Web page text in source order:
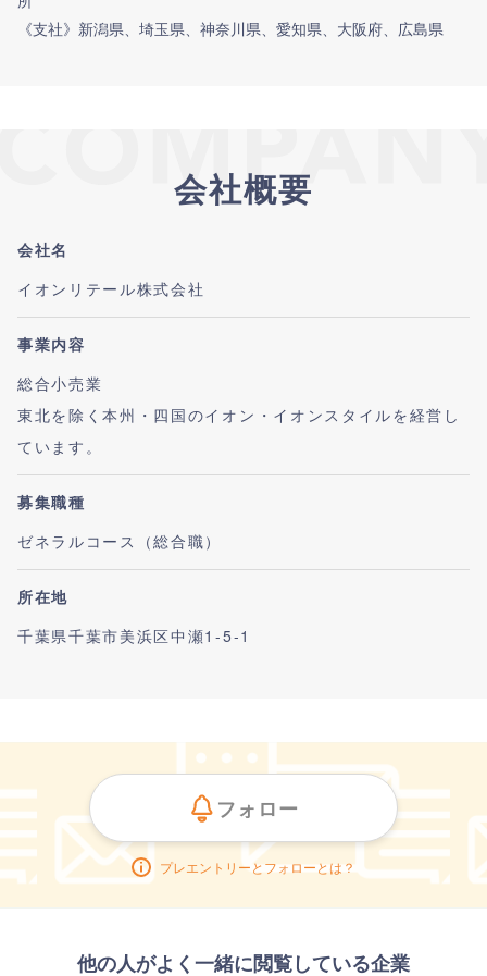
《支社》新潟県、埼玉県、神奈川県、愛知県、大阪府、広島県
会社概要
会社名
イオンリテール株式会社
事業内容
総合小売業
東北を除く本州・四国のイオン・イオンスタイルを経営し
ています。
募集職種
ゼネラルコース（総合職）
所在地
千葉県千葉市美浜区中瀬1-5-1
フォロー
プレエントリーとフォローとは？
他の人がよく一緒に閲覧している企業
フォローしました！
う！
フォローするには
OK
プレエントリーすると企業に個人情報が提供さ
フォローすると企業イベントの締切案内やリマ
インドメールなどが届くようになります。